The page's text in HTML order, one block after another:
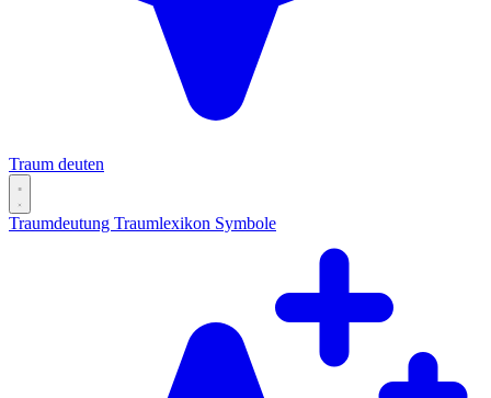
Traum deuten
Traumdeutung Traumlexikon Symbole